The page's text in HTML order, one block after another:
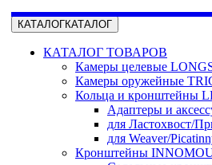
КАТАЛОГКАТАЛОГ
КАТАЛОГ ТОВАРОВ
Камеры целевые
Камеры оружейные
Кольца и кронштейны
Адаптеры и
для Ластохвост/
для Weaver/
Кронштейны